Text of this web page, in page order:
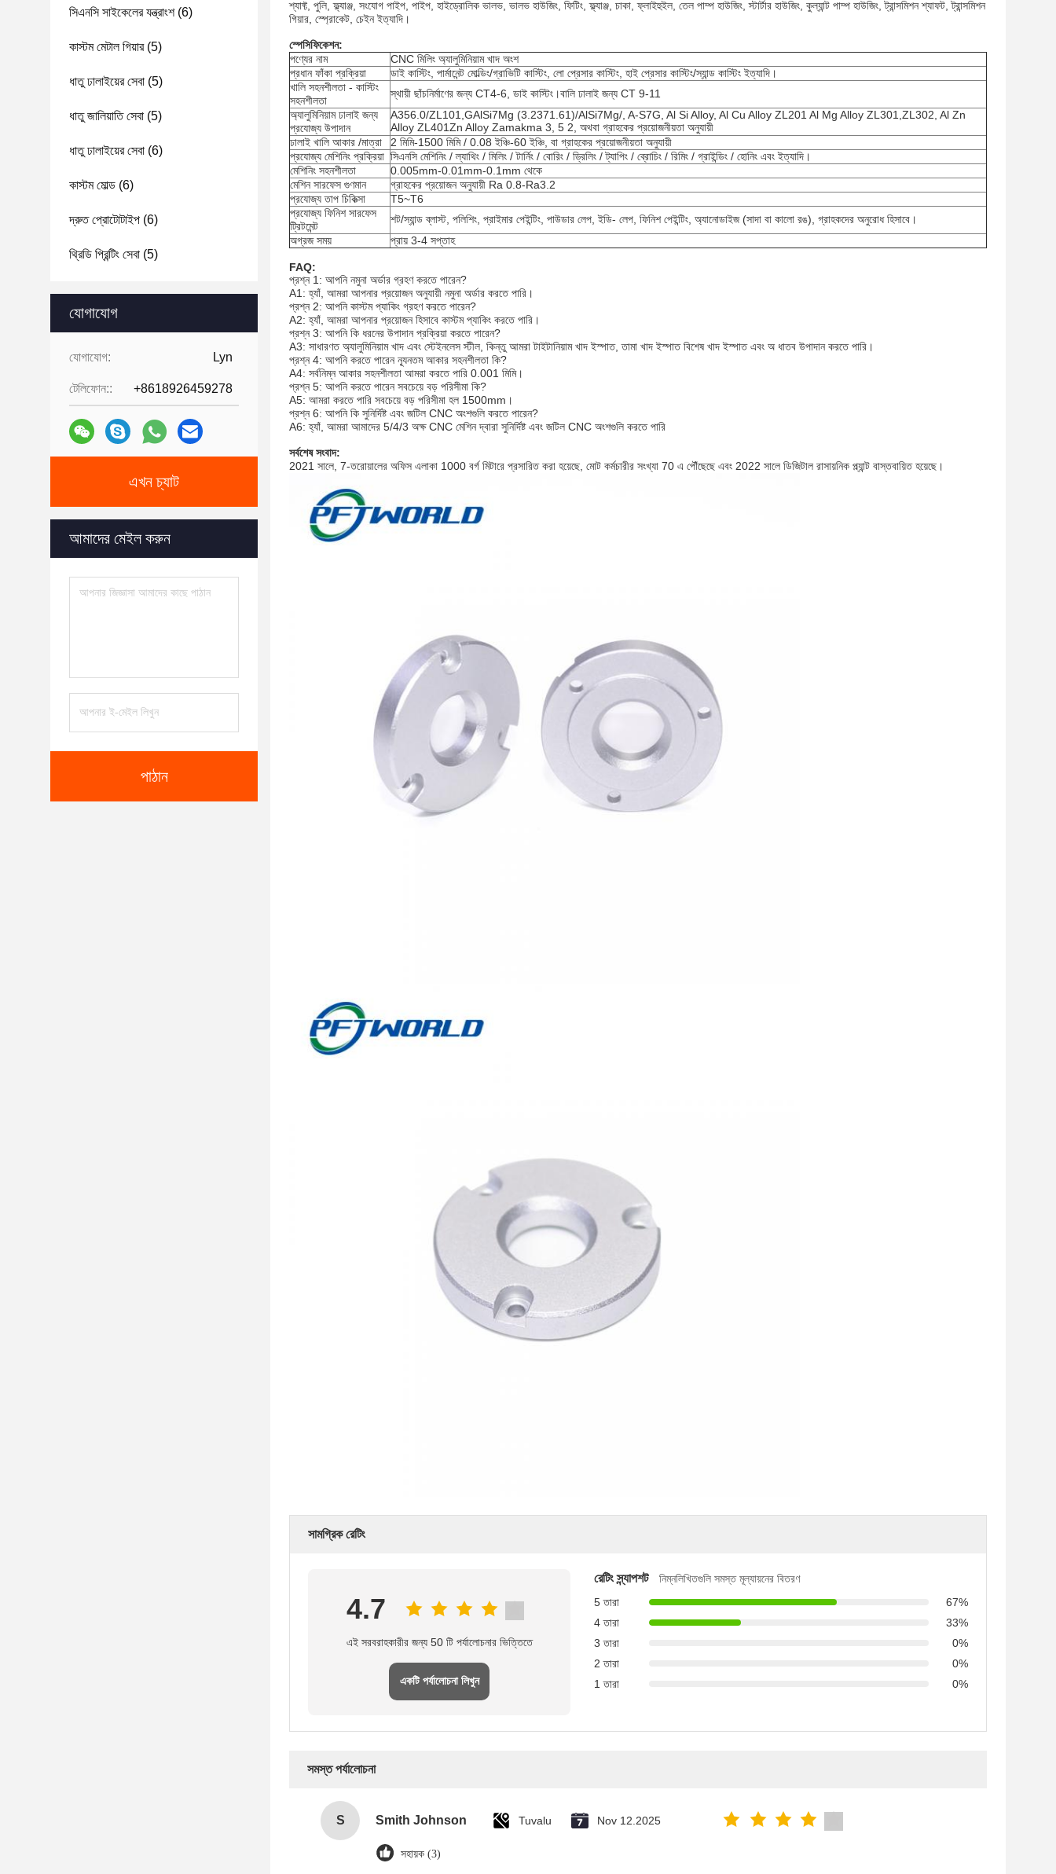
সিএনসি সাইকেলের যন্ত্রাংশ(6)
কাস্টম মেটাল গিয়ার(5)
ধাতু ঢালাইয়ের সেবা (5)
ধাতু জালিয়াতি সেবা (5)
ধাতু ঢালাইয়ের সেবা (6)
কাস্টম মোল্ড (6)
দ্রুত প্রোটোটাইপ (6)
থ্রিডি প্রিন্টিং সেবা (5)
যোগাযোগ
যোগাযোগ: Lyn
টেলিফোন:: +8618926459278
এখন চ্যাট
আমাদের মেইল করুন
পাঠান
শ্যাফ্ট, পুলি, ফ্ল্যাঞ্জ, সংযোগ পাইপ, পাইপ, হাইড্রোলিক ভালভ, ভালভ হাউজিং, ফিটিং, ফ্ল্যাঞ্জ, চাকা, ফ্লাইহুইল, তেল পাম্প হাউজিং, স্টার্টার হাউজিং, কুল্যান্ট পাম্প হাউজিং, ট্রান্সমিশন শ্যাফট, ট্রান্সমিশন
গিয়ার, স্প্রোকেট, চেইন ইত্যাদি।
স্পেসিফিকেশন:
পণ্যের নাম
CNC মিলিং অ্যালুমিনিয়াম খাদ অংশ
প্রধান ফাঁকা প্রক্রিয়া
ডাই কাস্টিং, পার্মানেন্ট মোল্ডিং/গ্রাভিটি কাস্টিং, লো প্রেসার কাস্টিং, হাই প্রেসার কাস্টিং/স্যান্ড কাস্টিং ইত্যাদি।
খালি সহনশীলতা - কাস্টিং
সহনশীলতা
স্থায়ী ছাঁচনির্মাণের জন্য CT4-6, ডাই কাস্টিং।বালি ঢালাই জন্য CT 9-11
অ্যালুমিনিয়াম ঢালাই জন্য
প্রযোজ্য উপাদান
A356.0/ZL101,GAlSi7Mg (3.2371.61)/AlSi7Mg/, A-S7G, Al Si Alloy, Al Cu Alloy ZL201 Al Mg Alloy ZL301,ZL302, Al Zn
Alloy ZL401Zn Alloy Zamakma 3, 5 2, অথবা গ্রাহকের প্রয়োজনীয়তা অনুযায়ী
ঢালাই খালি আকার /মাত্রা
2 মিমি-1500 মিমি / 0.08 ইঞ্চি-60 ইঞ্চি, বা গ্রাহকের প্রয়োজনীয়তা অনুযায়ী
প্রযোজ্য মেশিনিং প্রক্রিয়া সিএনসি মেশিনিং / ল্যাথিং / মিলিং / টার্নিং / বোরিং / ড্রিলিং / ট্যাপিং / ব্রোচিং / রিমিং / গ্রাইন্ডিং / হোনিং এবং ইত্যাদি।
মেশিনিং সহনশীলতা
0.005mm-0.01mm-0.1mm থেকে
মেশিন সারফেস গুণমান
গ্রাহকের প্রয়োজন অনুযায়ী Ra 0.8-Ra3.2
প্রযোজ্য তাপ চিকিত্সা
T5~T6
প্রযোজ্য ফিনিশ সারফেস
ট্রিটমেন্ট
শট/স্যান্ড ব্লাস্ট, পলিশিং, প্রাইমার পেইন্টিং, পাউডার লেপ, ইডি- লেপ, ফিনিশ পেইন্টিং, অ্যানোডাইজ (সাদা বা কালো রঙ), গ্রাহকদের অনুরোধ হিসাবে।
অগ্রজ সময়
প্রায় 3-4 সপ্তাহ
FAQ:
প্রশ্ন 1: আপনি নমুনা অর্ডার গ্রহণ করতে পারেন?
A1: হ্যাঁ, আমরা আপনার প্রয়োজন অনুযায়ী নমুনা অর্ডার করতে পারি।
প্রশ্ন 2: আপনি কাস্টম প্যাকিং গ্রহণ করতে পারেন?
A2: হ্যাঁ, আমরা আপনার প্রয়োজন হিসাবে কাস্টম প্যাকিং করতে পারি।
প্রশ্ন 3: আপনি কি ধরনের উপাদান প্রক্রিয়া করতে পারেন?
A3: সাধারণত অ্যালুমিনিয়াম খাদ এবং স্টেইনলেস স্টীল, কিন্তু আমরা টাইটানিয়াম খাদ ইস্পাত, তামা খাদ ইস্পাত বিশেষ খাদ ইস্পাত এবং অ ধাতব উপাদান করতে পারি।
প্রশ্ন 4: আপনি করতে পারেন ন্যূনতম আকার সহনশীলতা কি?
A4: সর্বনিম্ন আকার সহনশীলতা আমরা করতে পারি 0.001 মিমি।
প্রশ্ন 5: আপনি করতে পারেন সবচেয়ে বড় পরিসীমা কি?
A5: আমরা করতে পারি সবচেয়ে বড় পরিসীমা হল 1500mm।
প্রশ্ন 6: আপনি কি সুনির্দিষ্ট এবং জটিল CNC অংশগুলি করতে পারেন?
A6: হ্যাঁ, আমরা আমাদের 5/4/3 অক্ষ CNC মেশিন দ্বারা সুনির্দিষ্ট এবং জটিল CNC অংশগুলি করতে পারি
সর্বশেষ সংবাদ:
2021 সালে, 7-তরোয়ালের অফিস এলাকা 1000 বর্গ মিটারে প্রসারিত করা হয়েছে, মোট কর্মচারীর সংখ্যা 70 এ পৌঁছেছে এবং 2022 সালে ডিজিটাল রাসায়নিক প্ল্যান্ট বাস্তবায়িত হয়েছে।
সামগ্রিক রেটিং
4.7
এই সরবরাহকারীর জন্য 50 টি পর্যালোচনার ভিত্তিতে
একটি পর্যালোচনা লিখুন
রেটিং স্ন্যাপশট
নিম্নলিখিতগুলি সমস্ত মূল্যায়নের বিতরণ
5 তারা
67%
4 তারা
33%
3 তারা
0%
2 তারা
0%
1 তারা
0%
সমস্ত পর্যালোচনা
S Smith Johnson Tuvalu Nov 12.2025
সহায়ক (3)